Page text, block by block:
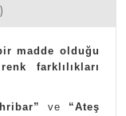
madde olduğu
farklılıkları
ve “Ateş